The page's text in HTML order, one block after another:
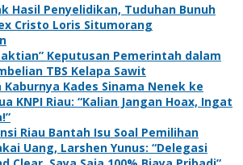
Hasil Penyelidikan, Tuduhan Bunuh
Cristo Loris Situmorang
Keputusan Pemerintah dalam
TBS Kelapa Sawit
Kaburnya Kades Sinama Nenek ke
KNPI Riau: “Kalian Jangan Hoax, Ingat
Riau Bantah Isu Soal Pemilihan
Uang, Larshen Yunus: “Delegasi